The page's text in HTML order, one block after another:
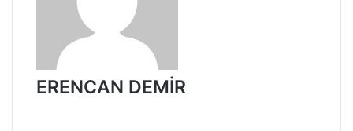
ERENCAN DEMİR